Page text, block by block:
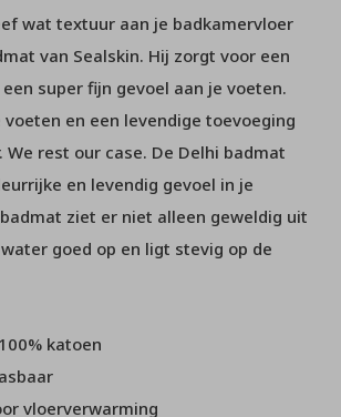
wat textuur aan je badkamervloer
van Sealskin. Hij zorgt voor een
super fijn gevoel aan je voeten.
voeten en een levendige toevoeging
We rest our case. De Delhi badmat
en levendig gevoel in je
ziet er niet alleen geweldig uit
goed op en ligt stevig op de
katoen
vloerverwarming